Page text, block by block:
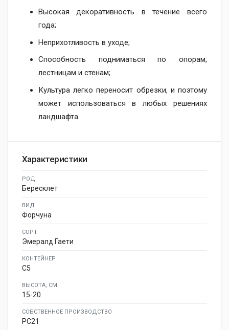
Высокая декоративность в течение всего
года;
Неприхотливость в уходе;
Способность подниматься по опорам,
лестницам и стенам;
Культура легко переносит обрезки, и поэтому
может использоваться в любых решениях
ландшафта.
Характеристики
РОД
Бересклет
ВИД
Форчуна
СОРТ
Эмералд Гаети
КОНТЕЙНЕР
C5
ВЫСОТА, СМ
15-20
СОБСТВЕННОЕ ПРОИЗВОДСТВО
PC21